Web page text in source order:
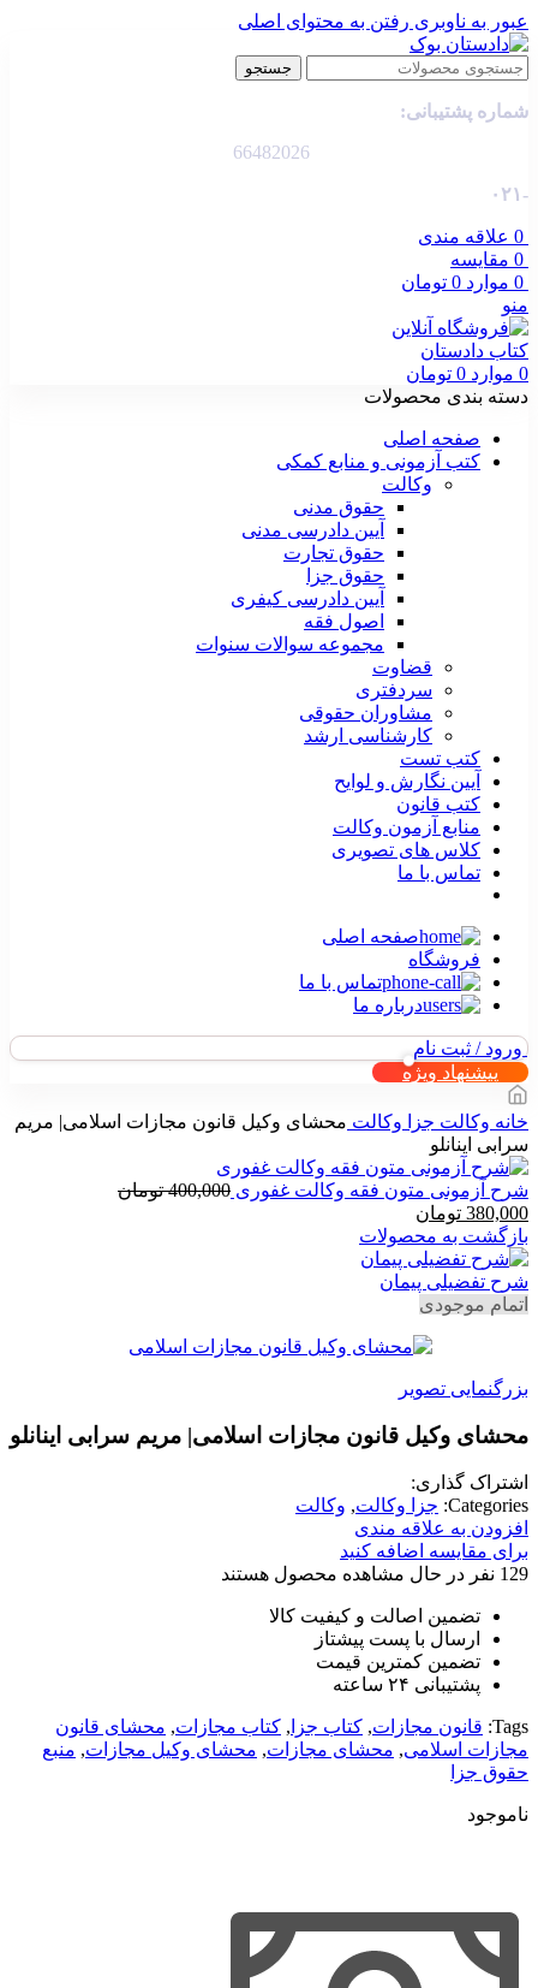
عبور به ناوبری رفتن به محتوای اصلی
جستجو
شماره پشتیبانی:
66482026
-۰۲۱
0 علاقه مندی
0 مقایسه
0 موارد 0 تومان
منو
0 موارد 0 تومان
دسته بندی محصولات
صفحه اصلی
کتب آزمونی و منابع کمکی
وکالت
حقوق مدنی
آیین دادرسی مدنی
حقوق تجارت
حقوق جزا
آیین دادرسی کیفری
اصول فقه
مجموعه سوالات سنوات
قضاوت
سردفتری
مشاوران حقوقی
کارشناسی ارشد
کتب تست
آیین نگارش و لوایح
کتب قانون
منابع آزمون وکالت
کلاس های تصویری
تماس با ما
صفحه اصلی
فروشگاه
تماس با ما
درباره ما
ورود / ثبت نام
پیشنهاد ویژه
خانه وکالت جزا وکالت محشای وکیل قانون مجازات اسلامی| مریم
سرابی اینانلو
شرح آزمونی متون فقه وکالت غفوری 400,000 تومان
قیمت
اصلی
400,000 تومان
بود.
380,000 تومان
فعلی
است.
بازگشت به محصولات
شرح تفضیلی پیمان
اتمام موجودی
بزرگنمایی تصویر
محشای وکیل قانون مجازات اسلامی| مریم سرابی اینانلو
اشتراک گذاری:
Categories: جزا وکالت, وکالت
افزودن به علاقه مندی
برای مقایسه اضافه کنید
129 نفر در حال مشاهده محصول هستند
تضمین اصالت و کیفیت کالا
ارسال با پست پیشتاز
تضمین کمترین قیمت
پشتیبانی ۲۴ ساعته
Tags: قانون مجازات, کتاب جزا , کتاب مجازات, محشای قانون
مجازات اسلامی, محشای مجازات, محشای وکیل مجازات, منبع
حقوق جزا
ناموجود